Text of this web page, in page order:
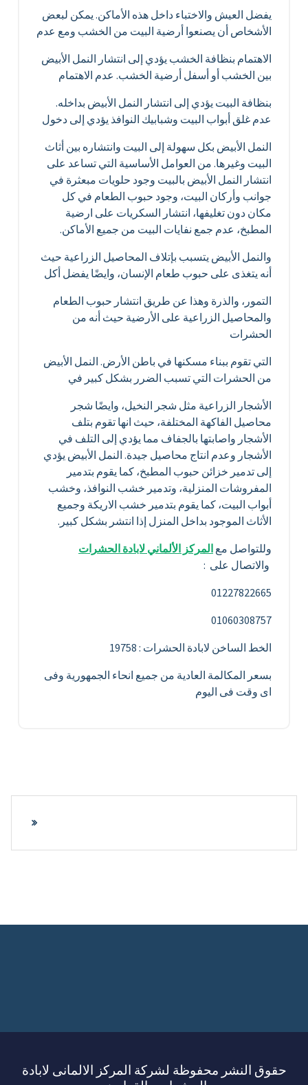
يفضل العيش والاختباء داخل هذه الأماكن. يمكن لبعض
الأشخاص أن يصنعوا أرضية البيت من الخشب ومع عدم
الاهتمام بنظافة الخشب يؤدي إلى انتشار النمل الأبيض
بين الخشب أو أسفل أرضية الخشب. عدم الاهتمام
بنظافة البيت يؤدي إلى انتشار النمل الأبيض بداخله.
عدم غلق أبواب البيت وشبابيك النوافذ يؤدي إلى دخول
النمل الأبيض بكل سهولة إلى البيت وانتشاره بين أثاث
البيت وغيرها. من العوامل الأساسية التي تساعد على
انتشار النمل الأبيض بالبيت وجود حلويات مبعثرة في
جوانب وأركان البيت، وجود حبوب الطعام في كل
مكان دون تغليفها، انتشار السكريات على ارضية
المطبخ، عدم جمع نفايات البيت من جميع الأماكن.
والنمل الأبيض يتسبب بإتلاف المحاصيل الزراعية حيث
أنه يتغذى على حبوب طعام الإنسان، وايضًا يفضل أكل
التمور، والذرة وهذا عن طريق انتشار حبوب الطعام
والمحاصيل الزراعية على الأرضية حيث أنه من
الحشرات
التي تقوم ببناء مسكنها في باطن الأرض. النمل الأبيض
من الحشرات التي تسبب الضرر بشكل كبير في
الأشجار الزراعية مثل شجر النخيل، وايضًا شجر
محاصيل الفاكهة المختلفة، حيث انها تقوم بتلف
الأشجار واصابتها بالجفاف مما يؤدي إلى التلف في
الأشجار وعدم انتاج محاصيل جيدة. النمل الأبيض يؤدي
إلى تدمير خزائن حبوب المطبخ، كما يقوم بتدمير
المفروشات المنزلية، وتدمير خشب النوافذ، وخشب
أبواب البيت، كما يقوم بتدمير خشب الاريكة وجميع
الأثاث الموجود بداخل المنزل إذا انتشر بشكل كبير.
وللتواصل معالمركز الألماني لابادة الحشرات
والاتصال على :
01227822665
01060308757
الخط الساخن لابادة الحشرات : 19758
بسعر المكالمة العادية من جميع انحاء الجمهورية وفى
اى وقت فى اليوم
حقوق النشر محفوظة لشركة المركز الالمانى لابادة